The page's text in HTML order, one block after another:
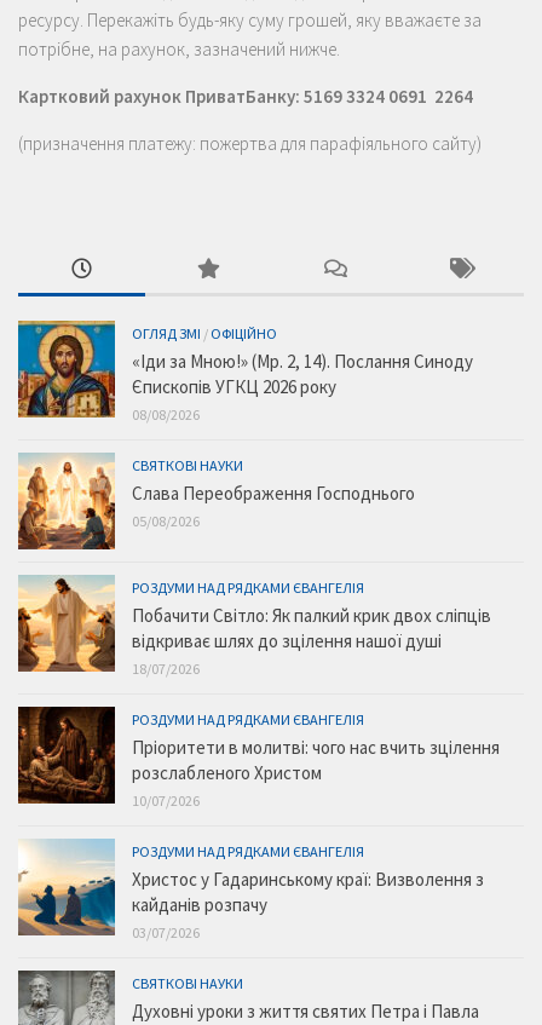
ресурсу. Перекажіть будь-яку суму грошей, яку вважаєте за
потрібне, на рахунок, зазначений нижче.
Картковий рахунок ПриватБанку: 5169 3324 0691 2264
(призначення платежу: пожертва для парафіяльного сайту)
ОГЛЯД ЗМІ / ОФІЦІЙНО
«Іди за Мною!» (Мр. 2, 14). Послання Синоду
Єпископів УГКЦ 2026 року
08/08/2026
СВЯТКОВІ НАУКИ
Слава Переображення Господнього
05/08/2026
РОЗДУМИ НАД РЯДКАМИ ЄВАНГЕЛІЯ
Побачити Світло: Як палкий крик двох сліпців
відкриває шлях до зцілення нашої душі
18/07/2026
РОЗДУМИ НАД РЯДКАМИ ЄВАНГЕЛІЯ
Пріоритети в молитві: чого нас вчить зцілення
розслабленого Христом
10/07/2026
РОЗДУМИ НАД РЯДКАМИ ЄВАНГЕЛІЯ
Христос у Гадаринському краї: Визволення з
кайданів розпачу
03/07/2026
СВЯТКОВІ НАУКИ
Духовні уроки з життя святих Петра і Павла